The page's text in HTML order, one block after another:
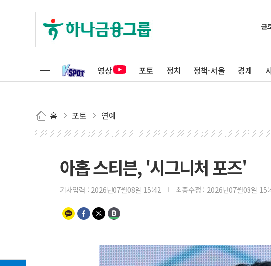
영상 포토 정치 정책·서울 경제
홈 포토 연예
아홉 스티븐, '시그니처 포즈'
기사입력 : 2026년07월08일 15:42 최종수정 : 2026년07월08일